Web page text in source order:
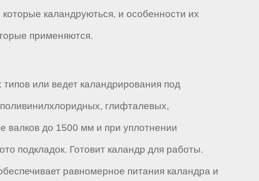
каландруються, и особенности их
применяются.
или ведет каландрирования под
глифталевых,
валков до 1500 мм и при уплотнении
подкладок. Готовит каландр для работы.
равномерное питания каландра и